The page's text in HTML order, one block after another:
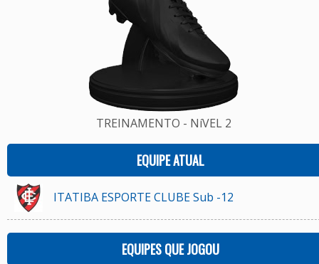
TREINAMENTO - NíVEL 2
EQUIPE ATUAL
ITATIBA ESPORTE CLUBE Sub -12
EQUIPES QUE JOGOU